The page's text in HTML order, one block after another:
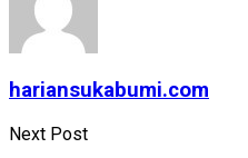
hariansukabumi.com
Next Post